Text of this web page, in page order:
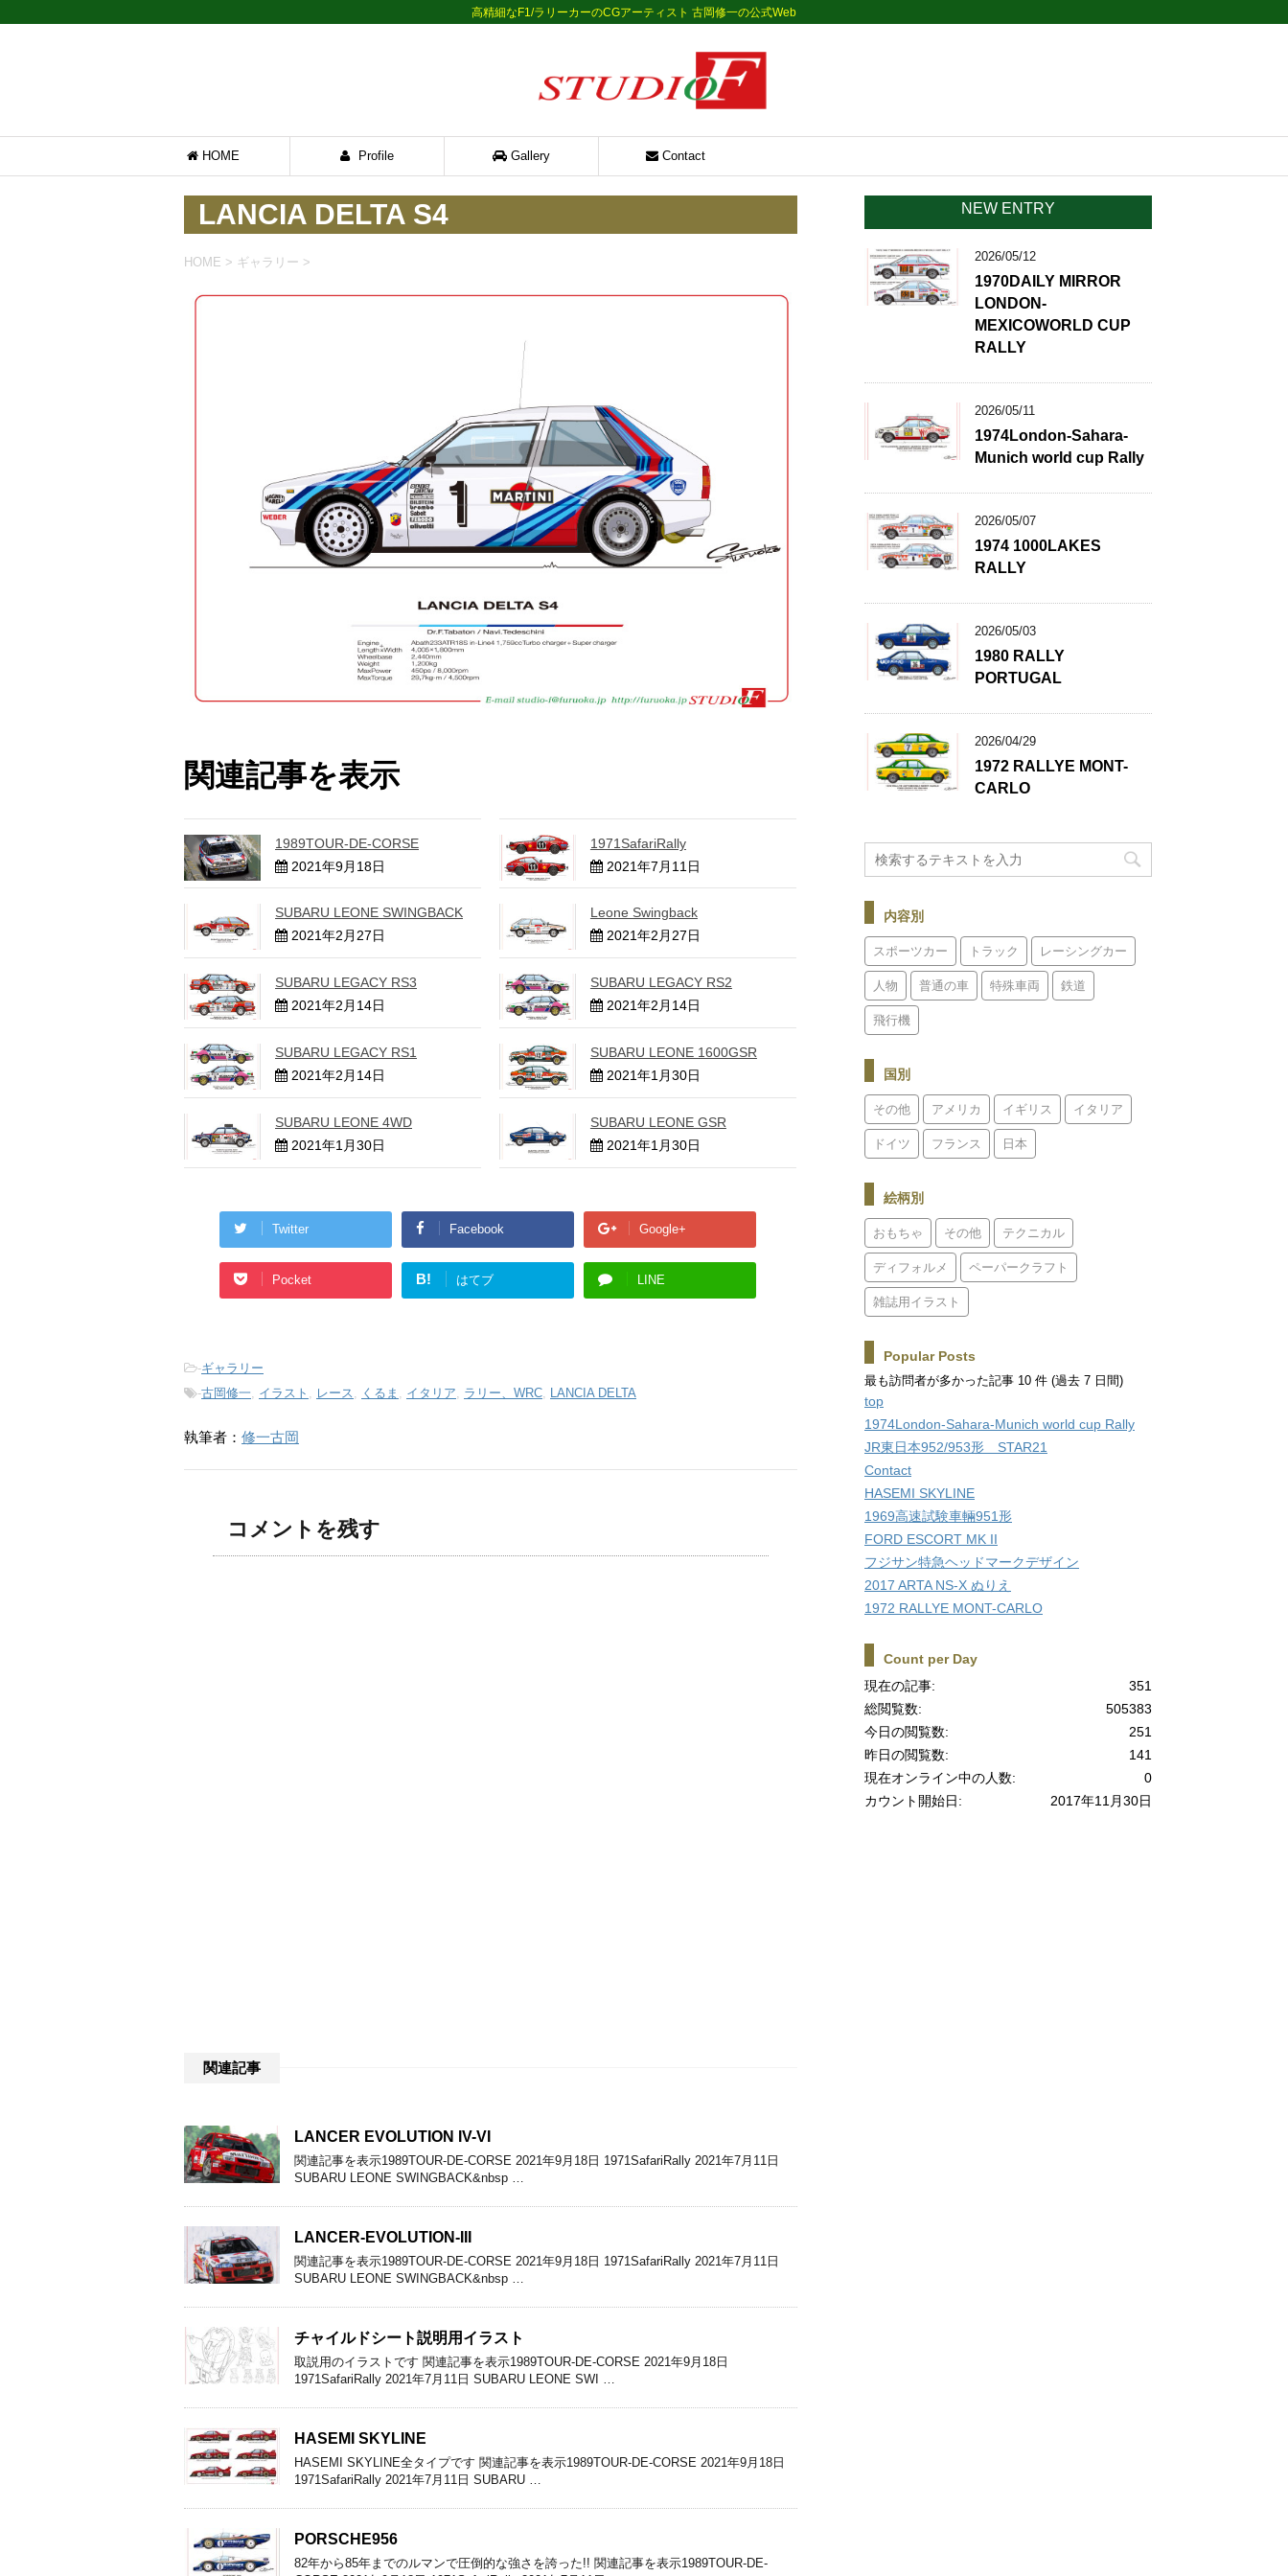
高精細なF1/ラリーカーのCGアーティスト 古岡修一の公式Web
HOME Profile Gallery Contact
LANCIA DELTA S4
HOME > ギャラリー >
関連記事を表示
1989TOUR-DE-CORSE
2021年9月18日
1971SafariRally
2021年7月11日
SUBARU LEONE SWINGBACK
2021年2月27日
Leone Swingback
2021年2月27日
SUBARU LEGACY RS3
2021年2月14日
SUBARU LEGACY RS2
2021年2月14日
SUBARU LEGACY RS1
2021年2月14日
SUBARU LEONE 1600GSR
2021年1月30日
SUBARU LEONE 4WD
2021年1月30日
SUBARU LEONE GSR
2021年1月30日
Twitter Facebook Google+
Pocket B! はてブ LINE
-ギャラリー
-古岡修一 イラスト レース くるま イタリア ラリー、WRC LANCIA DELTA
執筆者： 修一古岡
コメントを残す
関連記事
LANCER EVOLUTION IV-VI
関連記事を表示1989TOUR-DE-CORSE 2021年9月18日 1971SafariRally 2021年7月11日
SUBARU LEONE SWINGBACK&nbsp …
LANCER-EVOLUTION-III
関連記事を表示1989TOUR-DE-CORSE 2021年9月18日 1971SafariRally 2021年7月11日
SUBARU LEONE SWINGBACK&nbsp …
チャイルドシート説明用イラスト
取説用のイラストです 関連記事を表示1989TOUR-DE-CORSE 2021年9月18日
1971SafariRally 2021年7月11日 SUBARU LEONE SWI …
HASEMI SKYLINE
HASEMI SKYLINE全タイプです 関連記事を表示1989TOUR-DE-CORSE 2021年9月18日
1971SafariRally 2021年7月11日 SUBARU …
PORSCHE956
82年から85年までのルマンで圧倒的な強さを誇った!! 関連記事を表示1989TOUR-DE-
NEW ENTRY
2026/05/12
1970DAILY MIRROR
LONDON-
MEXICOWORLD CUP
RALLY
2026/05/11
1974London-Sahara-
Munich world cup Rally
2026/05/07
1974 1000LAKES
RALLY
2026/05/03
1980 RALLY
PORTUGAL
2026/04/29
1972 RALLYE MONT-
CARLO
内容別
スポーツカー トラック レーシングカー
人物 普通の車 特殊車両 鉄道
飛行機
国別
その他 アメリカ イギリス イタリア
ドイツ フランス 日本
絵柄別
おもちゃ その他 テクニカル
ディフォルメ ペーパークラフト
雑誌用イラスト
Popular Posts
最も訪問者が多かった記事 10 件 (過去 7 日間)
top
1974London-Sahara-Munich world cup Rally
JR東日本952/953形 STAR21
Contact
HASEMI SKYLINE
1969高速試験車輛951形
FORD ESCORT MK II
フジサン特急ヘッドマークデザイン
2017 ARTA NS-X ぬりえ
1972 RALLYE MONT-CARLO
Count per Day
351
現在の記事:
505383
総閲覧数:
251
今日の閲覧数:
141
昨日の閲覧数:
0
現在オンライン中の人数:
2017年11月30日
カウント開始日: